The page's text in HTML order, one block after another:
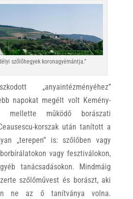
szőlőhegyek koronagyémántja.”
„anyaintézményéhez”
napokat megélt volt Kemény-
működő borászati
korszak után tanított a
„terepen” is: szőlőben vagy
vagy fesztiválokon,
tanácsadásokon. Mindmáig
szőlőművest és borászt, aki
ne az ő tanítványa volna.